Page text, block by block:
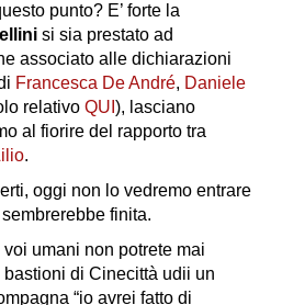
punto? E’ forte la
si sia prestato ad
associato alle dichiarazioni
Francesca De André, Daniele
relativo QUI ), lasciano
al fiorire del rapporto tra
.
oggi non lo vedremo entrare
finita.
umani non potrete mai
di Cinecittà udii un
“io avrei fatto di